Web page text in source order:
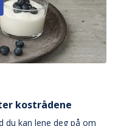
kostrådene
du kan lene deg på om